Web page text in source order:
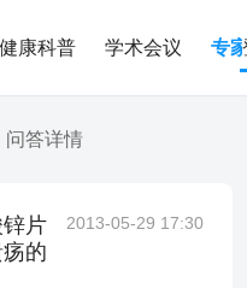
健康科普 学术会议 专
问答详情
片
的
2013-05-29 17:30